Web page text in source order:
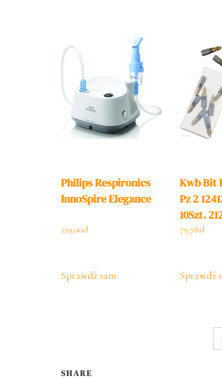
Philips Respironics
InnoSpire Elegance
229,00zł
Sprawdź sam
Kwb Bit
Pz 2
10Szt.
79,78zł
Sprawdź
SHARE